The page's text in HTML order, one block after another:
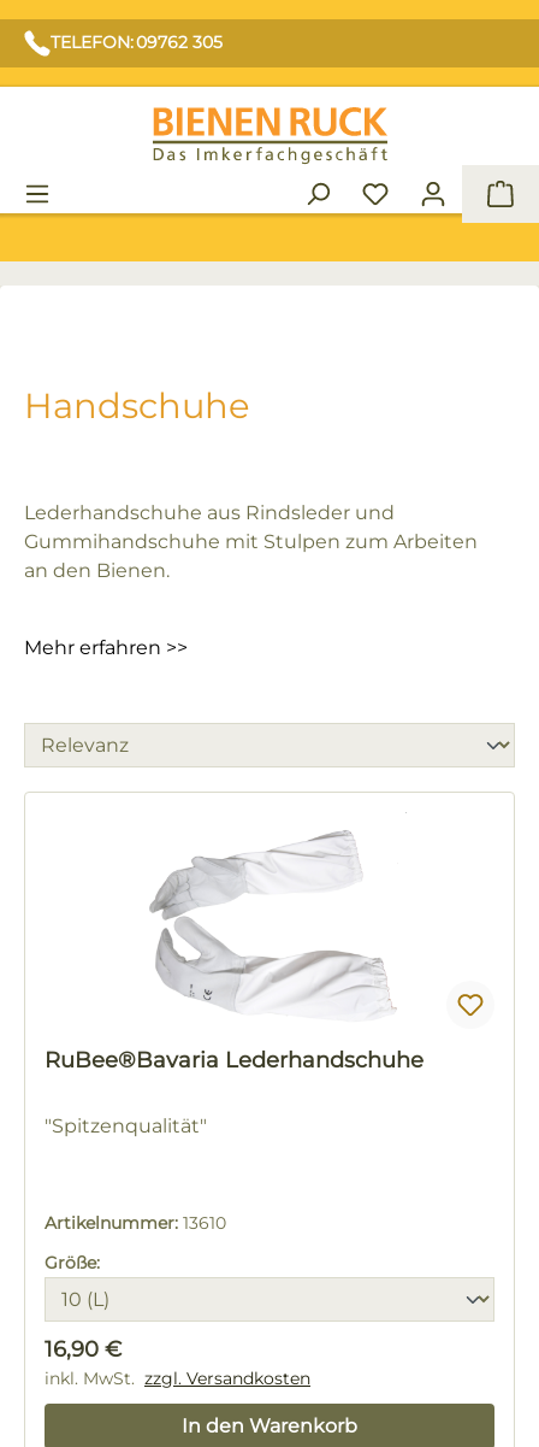
TELEFON: 09762 305
Handschuhe
Lederhandschuhe aus Rindsleder und
Gummihandschuhe mit Stulpen zum Arbeiten
an den Bienen.
Mehr erfahren >>
RuBee®Bavaria Lederhandschuhe
"Spitzenqualität"
Artikelnummer: 13610
Größe:
Regulärer Preis:
16,90 €
inkl. MwSt. zzgl. Versandkosten
In den Warenkorb